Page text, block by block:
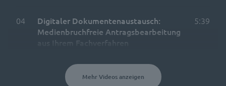
04
Digitaler Dokumentenaustausch:
Medienbruchfreie Antragsbearbeitung
aus Ihrem Fachverfahren
5:39
Mehr Videos anzeigen